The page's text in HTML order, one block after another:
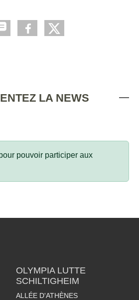
LA NEWS
pouvoir participer aux
OLYMPIA LUTTE
SCHILTIGHEIM
ALLÉE D'ATHÈNES